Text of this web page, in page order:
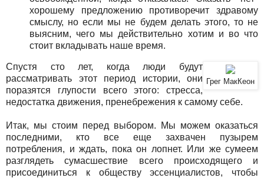
хорошему предложению противоречит здравому
смыслу, но если мы не будем делать этого, то не
выясним, чего мы действительно хотим и во что
стоит вкладывать наше время.
Грег МакКеон
Спустя сто лет, когда люди будут
рассматривать этот период истории, они
поразятся глупости всего этого: стресса,
недостатка движения, пренебрежения к самому себе.
Итак, мы стоим перед выбором. Мы можем оказаться
последними, кто все еще захвачен пузырем
потребления, и ждать, пока он лопнет. Или же сумеем
разглядеть сумасшествие всего происходящего и
присоединиться к обществу эссенциалистов, чтобы